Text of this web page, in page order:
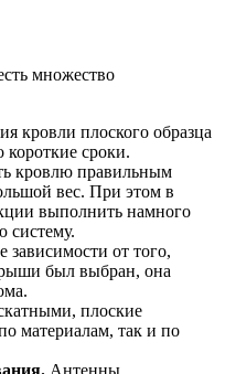
множество
кровли плоского образца
сроки.
кровлю правильным
вес. При этом в
выполнить намного
систему.
зависимости от того,
был выбран, она
плоские
материалам, так и по